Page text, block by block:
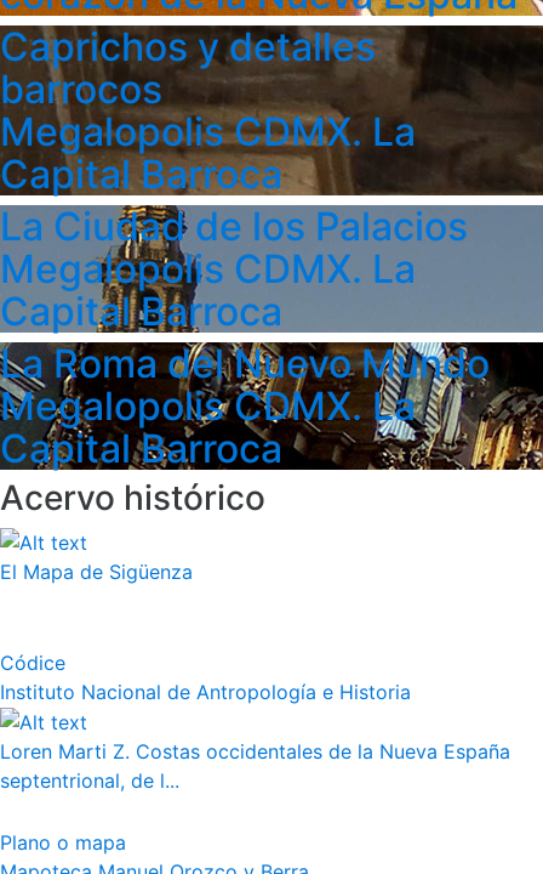
Caprichos y detalles
barrocos
Megalopolis CDMX. La
Capital Barroca
La Ciudad de los Palacios
Megalopolis CDMX. La
Capital Barroca
La Roma del Nuevo Mundo
Megalopolis CDMX. La
Capital Barroca
Acervo histórico
El Mapa de Sigüenza
Códice
Instituto Nacional de Antropología e Historia
Loren Marti Z. Costas occidentales de la Nueva España
septentrional, de l...
Plano o mapa